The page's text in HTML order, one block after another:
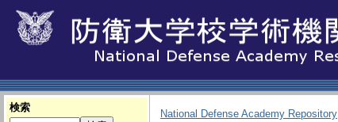
検索
National Defense Academy Repository